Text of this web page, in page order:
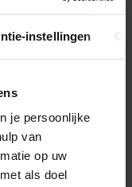
instellingen
je persoonlijke
van
op uw
als doel